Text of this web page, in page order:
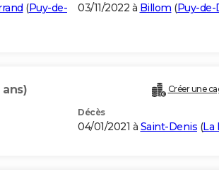
(Puy-de-
03/11/2022 à Billom (Puy-
ans) Créer une
Décès
04/01/2021 à Saint-Denis (La